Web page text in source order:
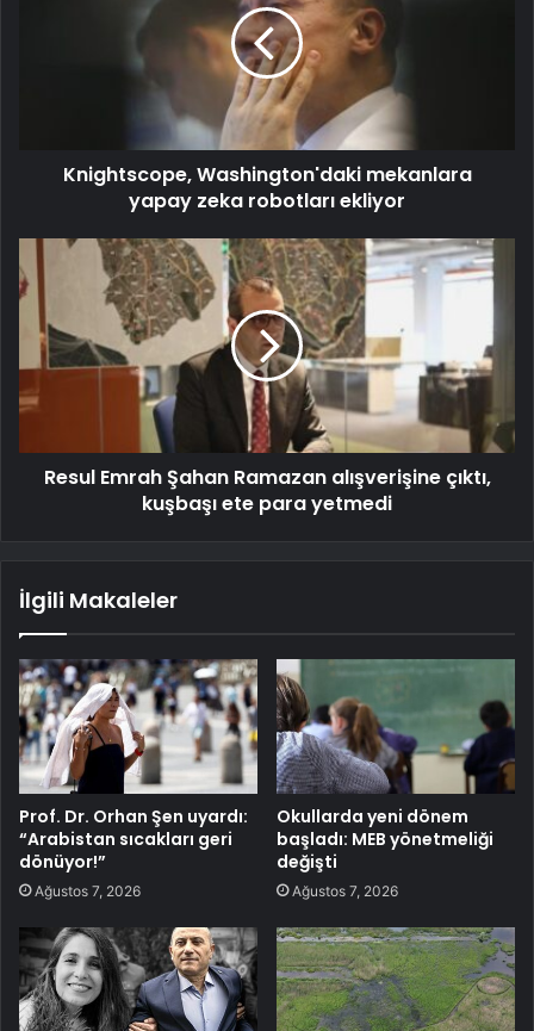
Knightscope, Washington'daki mekanlara
yapay zeka robotları ekliyor
Resul Emrah Şahan Ramazan alışverişine çıktı,
kuşbaşı ete para yetmedi
İlgili Makaleler
Prof. Dr. Orhan Şen uyardı:
“Arabistan sıcakları geri
dönüyor!”
Ağustos 7, 2026
Okullarda yeni dönem
başladı: MEB yönetmeliği
değişti
Ağustos 7, 2026